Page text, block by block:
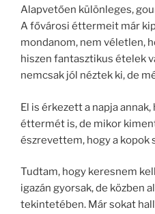
Alapvetően különleges,
A fővárosi éttermeit már
mondanom, nem véletlen,
hiszen fantasztikus ételek
nemcsak jól néztek ki, de
El is érkezett a napja
éttermét is, de mikor
észrevettem, hogy a kopok
Tudtam, hogy keresnem
igazán gyorsak, de közben
tekintetében. Már sokat